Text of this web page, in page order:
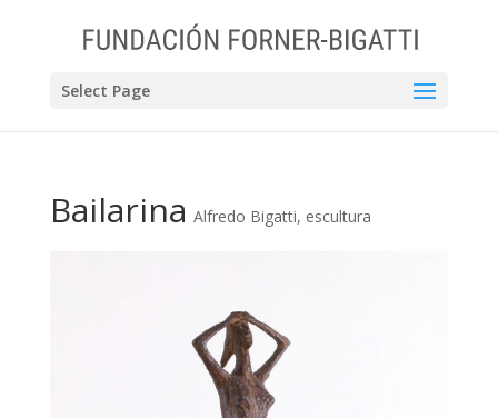
Select Page
Bailarina Alfredo Bigatti, escultura